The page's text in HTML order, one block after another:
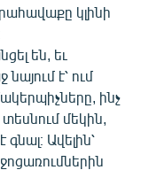
կլինի
են, եւ
է՝ ում
ինչ
մեկին,
Ավելին՝